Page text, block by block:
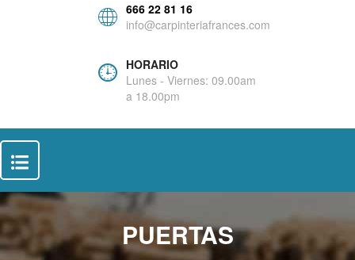
666 22 81 16
info@carpinteriafrances.com
HORARIO
Lunes - Viernes: 09.00am
a 18.00pm
INICIO
SOBRE NOSOTROS
PUERTAS